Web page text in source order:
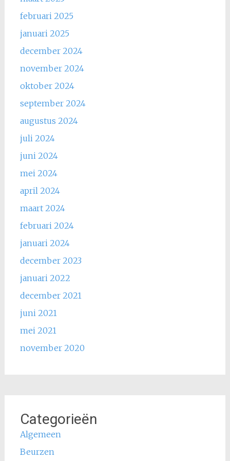
februari 2025
januari 2025
december 2024
november 2024
oktober 2024
september 2024
augustus 2024
juli 2024
juni 2024
mei 2024
april 2024
maart 2024
februari 2024
januari 2024
december 2023
januari 2022
december 2021
juni 2021
mei 2021
november 2020
Categorieën
Algemeen
Beurzen